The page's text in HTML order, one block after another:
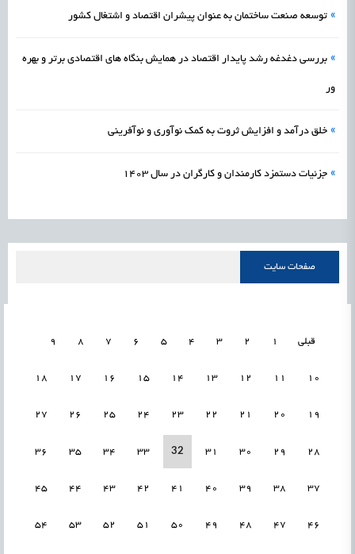
» توسعه صنعت ساختمان به عنوان پیشران اقتصاد و اشتغال کشور
» بررسی دغدغه رشد پایدار اقتصاد در همایش بنگاه های اقتصادی برتر و بهره
ور
» خلق درآمد و افزایش ثروت به کمک نوآوری و نوآفرینی
» جزئیات دستمزد کارمندان و کارگران در سال 1403
صفحات سایت
قبلی 1
2
3
4
5
6
7
8
9
10
11
12
13
14
15
16
17
18
19
20
21
22
23
24
25
26
27
28
29
30
31
32
33
34
35
36
37
38
39
40
41
42
43
44
45
46
47
48
49
50
51
52
53
54